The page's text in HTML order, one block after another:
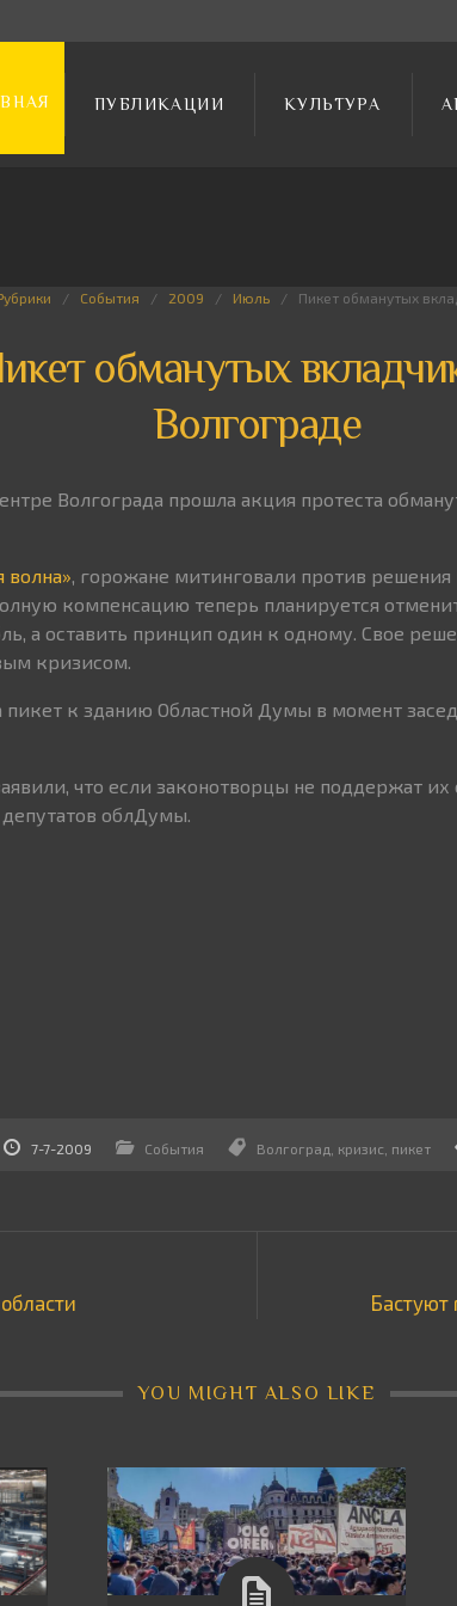
ПУБЛИКАЦИИ КУЛЬТУРА
События 2009 Июль Пикет обманутых
обманутых
Волгограде
Волгограда прошла акция протеста
волна», горожане митинговали против
компенсацию теперь планируется
а оставить принцип один к одному. Свое
кризисом.
к зданию Областной Думы в момент
что если законотворцы не поддержат
облДумы.
7-7-2009 События Волгоград кризис пикет
Бастуют
YOU MIGHT ALSO LIKE